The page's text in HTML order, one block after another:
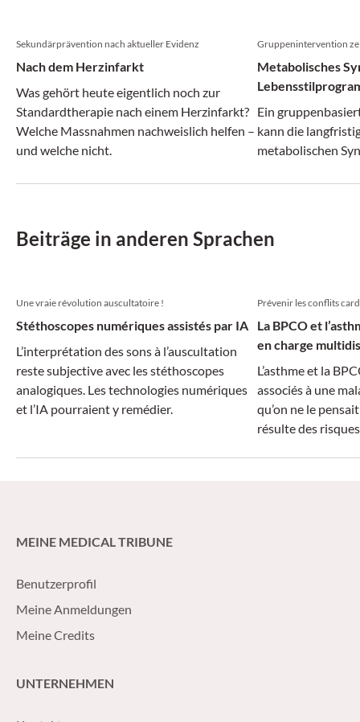
Sekundärprävention nach aktueller Evidenz
Nach dem Herzinfarkt
Was gehört heute eigentlich noch zur
Standardtherapie nach einem Herzinfarkt?
Welche Massnahmen nachweislich helfen –
und welche nicht.
Gruppenintervention
Metabolisches
Remission
Ein
kann die
metabolischen
Beiträge in anderen Sprachen
Une vraie révolution auscultatoire !
Stéthoscopes numériques assistés par IA
L’interprétation des sons à l’auscultation
reste subjective avec les stéthoscopes
analogiques. Les technologies numériques
et l’IA pourraient y remédier.
Prévenir les conflits
La BPCO et
en charge
L’asthme et la
associés à une
qu’on ne le
résulte des
MEINE MEDICAL TRIBUNE
Benutzerprofil
Meine Anmeldungen
Meine Credits
UNTERNEHMEN